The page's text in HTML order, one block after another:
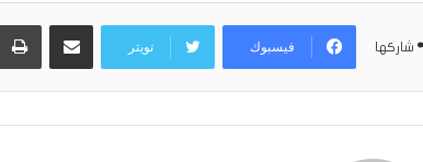
شاركها فيسبوك تويتر
مشاركة عبر البريد